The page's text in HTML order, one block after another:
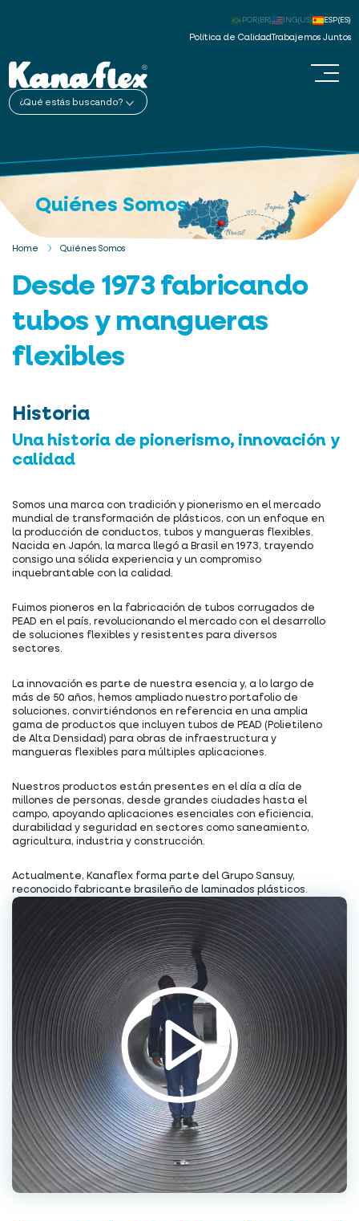
Política de CalidadTrabajemos Juntos
POR(BR) ING(US) ESP(ES)
¿Qué estás buscando?
Quiénes Somos
Home Quiénes Somos
Desde 1973 fabricando
tubos y mangueras
flexibles
Historia
Una historia de pionerismo, innovación y
calidad
Somos una marca con tradición y pionerismo en el mercado
mundial de transformación de plásticos, con un enfoque en
la producción de conductos, tubos y mangueras flexibles.
Nacida en Japón, la marca llegó a Brasil en 1973, trayendo
consigo una sólida experiencia y un compromiso
inquebrantable con la calidad.
Fuimos pioneros en la fabricación de tubos corrugados de
PEAD en el país, revolucionando el mercado con el desarrollo
de soluciones flexibles y resistentes para diversos
sectores.
La innovación es parte de nuestra esencia y, a lo largo de
más de 50 años, hemos ampliado nuestro portafolio de
soluciones, convirtiéndonos en referencia en una amplia
gama de productos que incluyen tubos de PEAD (Polietileno
de Alta Densidad) para obras de infraestructura y
mangueras flexibles para múltiples aplicaciones.
Nuestros productos están presentes en el día a día de
millones de personas, desde grandes ciudades hasta el
campo, apoyando aplicaciones esenciales con eficiencia,
durabilidad y seguridad en sectores como saneamiento,
agricultura, industria y construcción.
Actualmente, Kanaflex forma parte del Grupo Sansuy,
reconocido fabricante brasileño de laminados plásticos.